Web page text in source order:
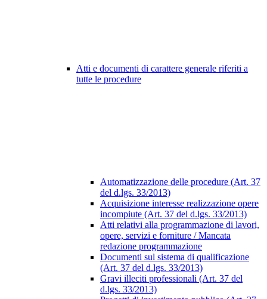
Atti e documenti di carattere generale riferiti a
tutte le procedure
Automatizzazione delle procedure (Art. 37
del d.lgs. 33/2013)
Acquisizione interesse realizzazione opere
incompiute (Art. 37 del d.lgs. 33/2013)
Atti relativi alla programmazione di lavori,
opere, servizi e forniture / Mancata
redazione programmazione
Documenti sul sistema di qualificazione
(Art. 37 del d.lgs. 33/2013)
Gravi illeciti professionali (Art. 37 del
d.lgs. 33/2013)